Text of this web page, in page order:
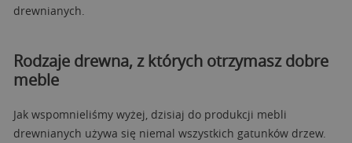
drewnianych.
Rodzaje drewna, z których otrzymasz dobre
meble
Jak wspomnieliśmy wyżej, dzisiaj do produkcji mebli
drewnianych używa się niemal wszystkich gatunków drzew.